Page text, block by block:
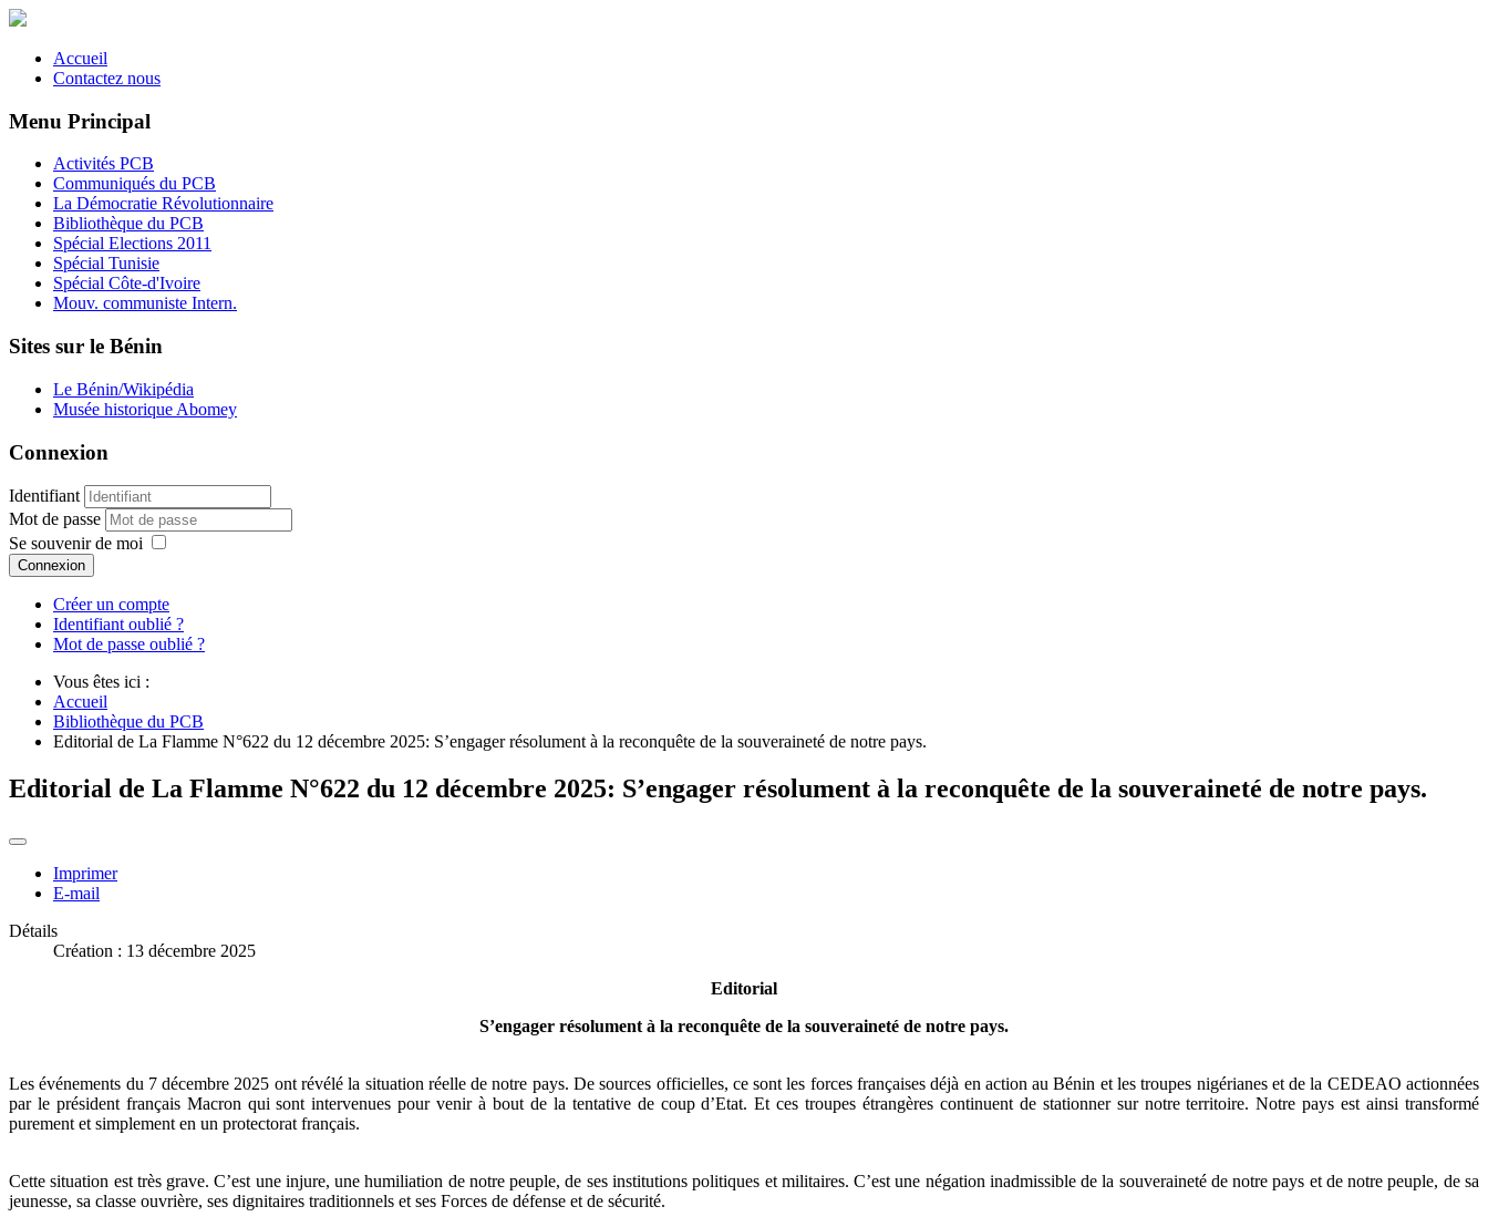
Accueil
Contactez nous
Menu Principal
Activités PCB
Communiqués du PCB
La Démocratie Révolutionnaire
Bibliothèque du PCB
Spécial Elections 2011
Spécial Tunisie
Spécial Côte-d'Ivoire
Mouv. communiste Intern.
Sites sur le Bénin
Le Bénin/Wikipédia
Musée historique Abomey
Connexion
Identifiant
Mot de passe
Se souvenir de moi
Connexion
Créer un compte
Identifiant oublié ?
Mot de passe oublié ?
Vous êtes ici :
Accueil
Bibliothèque du PCB
Editorial de La Flamme N°622 du 12 décembre 2025: S’engager résolument à la reconquête de la souveraineté de notre pays.
Editorial de La Flamme N°622 du 12 décembre 2025: S’engager résolument à la reconquête de la souveraineté de notre pays.
Imprimer
E-mail
Détails
Création : 13 décembre 2025
Editorial
S’engager résolument à la reconquête de la souveraineté de notre pays.
Les événements du 7 décembre 2025 ont révélé la situation réelle de notre pays. De sources officielles, ce sont les forces françaises déjà en action au Bénin et les troupes nigérianes et de la CEDEAO actionnées
par le président français Macron qui sont intervenues pour venir à bout de la tentative de coup d’Etat. Et ces troupes étrangères continuent de stationner sur notre territoire. Notre pays est ainsi transformé
purement et simplement en un protectorat français.
Cette situation est très grave. C’est une injure, une humiliation de notre peuple, de ses institutions politiques et militaires. C’est une négation inadmissible de la souveraineté de notre pays et de notre peuple, de sa
jeunesse, sa classe ouvrière, ses dignitaires traditionnels et ses Forces de défense et de sécurité.